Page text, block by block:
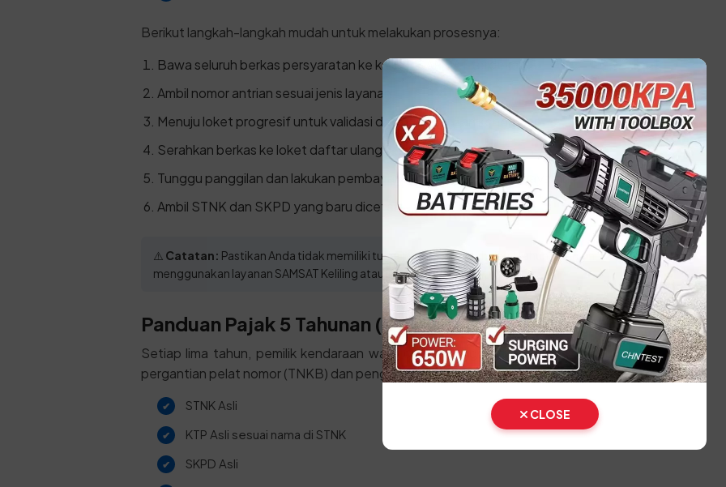
Berikut langkah-langkah mudah untuk melakukan prosesnya:
Bawa seluruh berkas persyaratan ke kantor SAMSAT terdekat.
Ambil nomor antrian sesuai jenis layanan.
Menuju loket progresif untuk validasi data kepemilikan kendaraan.
Serahkan berkas ke loket daftar ulang 1 tahun.
Tunggu panggilan dan lakukan pembayaran di loket kasir/pembayaran.
Ambil STNK dan SKPD yang baru dicetak.
⚠️ Catatan: Pastikan Anda tidak memiliki tunggakan pajak lebih dari 1 tahun jika ingin
menggunakan layanan SAMSAT Keliling atau Drive-Thru.
Panduan Pajak 5 Tahunan (Ganti Plat)
Setiap lima tahun, pemilik kendaraan wajib datang langsung ke SAMSAT Induk untuk
pergantian pelat nomor (TNKB) dan pengecekan fisik kendaraan. Siapkan dokumen ini:
STNK Asli
KTP Asli sesuai nama di STNK
SKPD Asli
CLOSE